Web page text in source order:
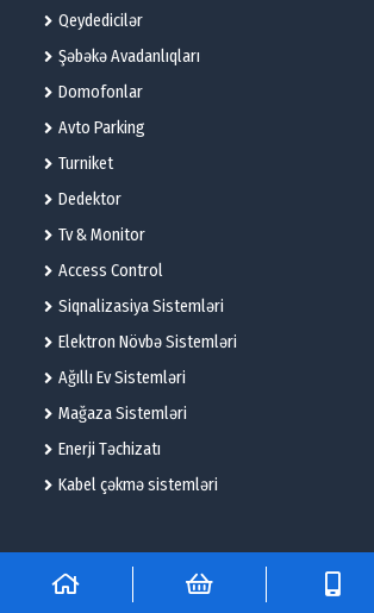
Qeydedicilər
Şəbəkə Avadanlıqları
Domofonlar
Avto Parking
Turniket
Dedektor
Tv & Monitor
Access Control
Siqnalizasiya Sistemləri
Elektron Növbə Sistemləri
Ağıllı Ev Sistemləri
Mağaza Sistemləri
Enerji Təchizatı
Kabel çəkmə sistemləri
© 2025 – Flame Technologies